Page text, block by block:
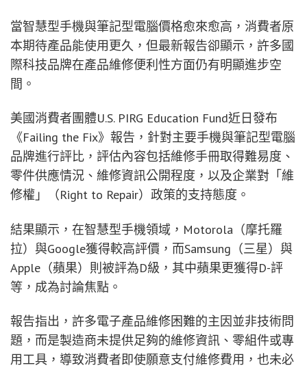
當智慧型手機與筆記型電腦價格愈來愈高，消費者原
本期待產品能使用更久，但最新報告卻顯示，許多國
際科技品牌在產品維修便利性方面仍有明顯進步空
間。
美國消費者團體U.S. PIRG Education Fund近日發布
《Failing the Fix》報告，針對主要手機與筆記型電腦
品牌進行評比，評估內容包括維修手冊取得難易度、
零件供應情況、維修資訊公開程度，以及企業對「維
修權」（Right to Repair）政策的支持態度。
結果顯示，在智慧型手機領域，Motorola（摩托羅
拉）與Google獲得較高評價，而Samsung（三星）與
Apple（蘋果）則被評為D級，其中蘋果更獲得D-評
等，成為討論焦點。
報告指出，許多電子產品維修困難的主因並非技術問
題，而是製造商未提供足夠的維修資訊、零組件或專
用工具，導致消費者即使願意支付維修費用，也未必